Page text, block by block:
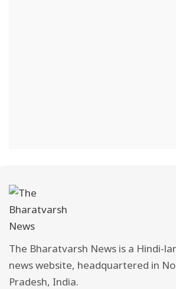
The Bharatvarsh News is a Hindi-
news website, headquartered in
Pradesh, India.